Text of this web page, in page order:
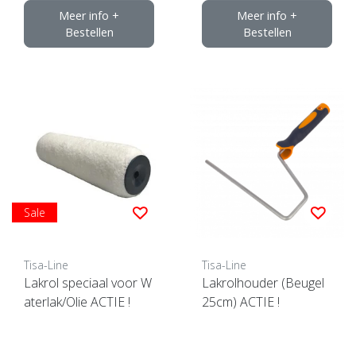
Meer info +
Bestellen
Meer info +
Bestellen
Sale
Tisa-Line
Lakrol speciaal voor W
aterlak/Olie ACTIE !
Tisa-Line
Lakrolhouder (Beugel
25cm) ACTIE !